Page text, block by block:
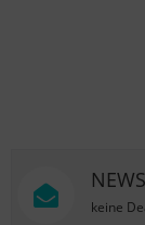
keine